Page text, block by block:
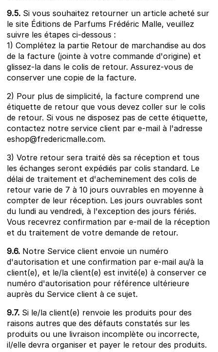
9.5. Si vous souhaitez retourner un article acheté sur
le site Éditions de Parfums Frédéric Malle, veuillez
suivre les étapes ci-dessous :
1) Complétez la partie Retour de marchandise au dos
de la facture (jointe à votre commande d'origine) et
glissez-la dans le colis de retour. Assurez-vous de
conserver une copie de la facture.
2) Pour plus de simplicité, la facture comprend une
étiquette de retour que vous devez coller sur le colis
de retour. Si vous ne disposez pas de cette étiquette,
contactez notre service client par e-mail à l'adresse
eshop@fredericmalle.com.
3) Votre retour sera traité dès sa réception et tous
les échanges seront expédiés par colis standard. Le
délai de traitement et d'acheminement des colis de
retour varie de 7 à 10 jours ouvrables en moyenne à
compter de leur réception. Les jours ouvrables sont
du lundi au vendredi, à l'exception des jours fériés.
Vous recevrez confirmation par e-mail de la réception
et du traitement de votre demande de retour.
9.6. Notre Service client envoie un numéro
d'autorisation et une confirmation par e-mail au/à la
client(e), et le/la client(e) est invité(e) à conserver ce
numéro d'autorisation pour référence ultérieure
auprès du Service client à ce sujet.
9.7. Si le/la client(e) renvoie les produits pour des
raisons autres que des défauts constatés sur les
produits ou une livraison incomplète ou incorrecte,
il/elle devra organiser et payer le retour des produits.